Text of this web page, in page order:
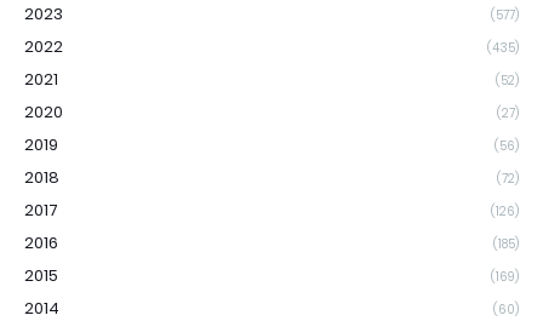
2023 (577)
2022 (435)
2021 (52)
2020 (27)
2019 (56)
2018 (72)
2017 (126)
2016 (185)
2015 (169)
2014 (60)